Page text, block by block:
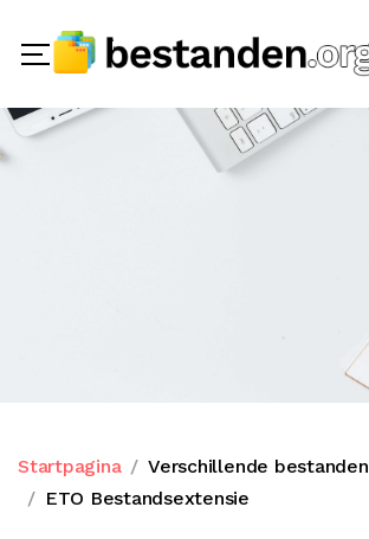
Startpagina
Verschillende bestanden
ETO Bestandsextensie